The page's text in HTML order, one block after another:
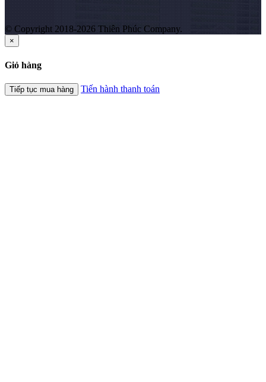
© Copyright 2018-2026 Thiên Phúc Company.
×
Giỏ hàng
Tiếp tục mua hàng Tiến hành thanh toán